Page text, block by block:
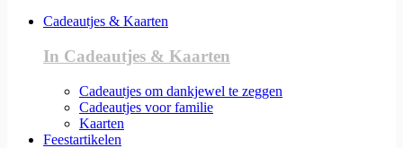
Cadeautjes & Kaarten
In Cadeautjes & Kaarten
Cadeautjes om dankjewel te zeggen
Cadeautjes voor familie
Kaarten
Feestartikelen